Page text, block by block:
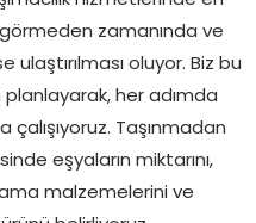
zamanında ve
oluyor. Biz bu
her adımda
Taşınmadan
eşyaların miktarını,
malzemelerini ve